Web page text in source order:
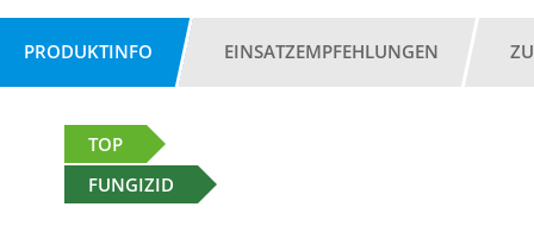
PRODUKTINFO EINSATZEMPFEHLUNGEN
TOP
FUNGIZID